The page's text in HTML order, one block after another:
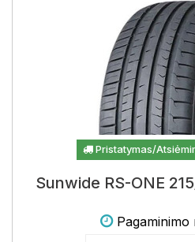
Pristatymas/
Sunwide RS-ONE
Pagaminimo